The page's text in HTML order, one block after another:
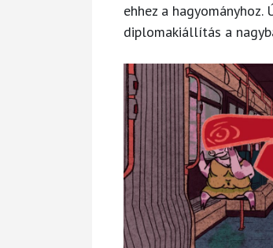
ehhez a
diplomakiállítás a